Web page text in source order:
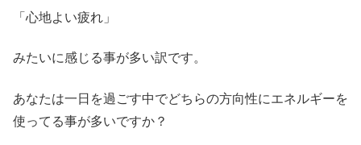
「心地よい疲れ」
みたいに感じる事が多い訳です。
あなたは一日を過ごす中でどちらの方向性にエネルギーを
使ってる事が多いですか？